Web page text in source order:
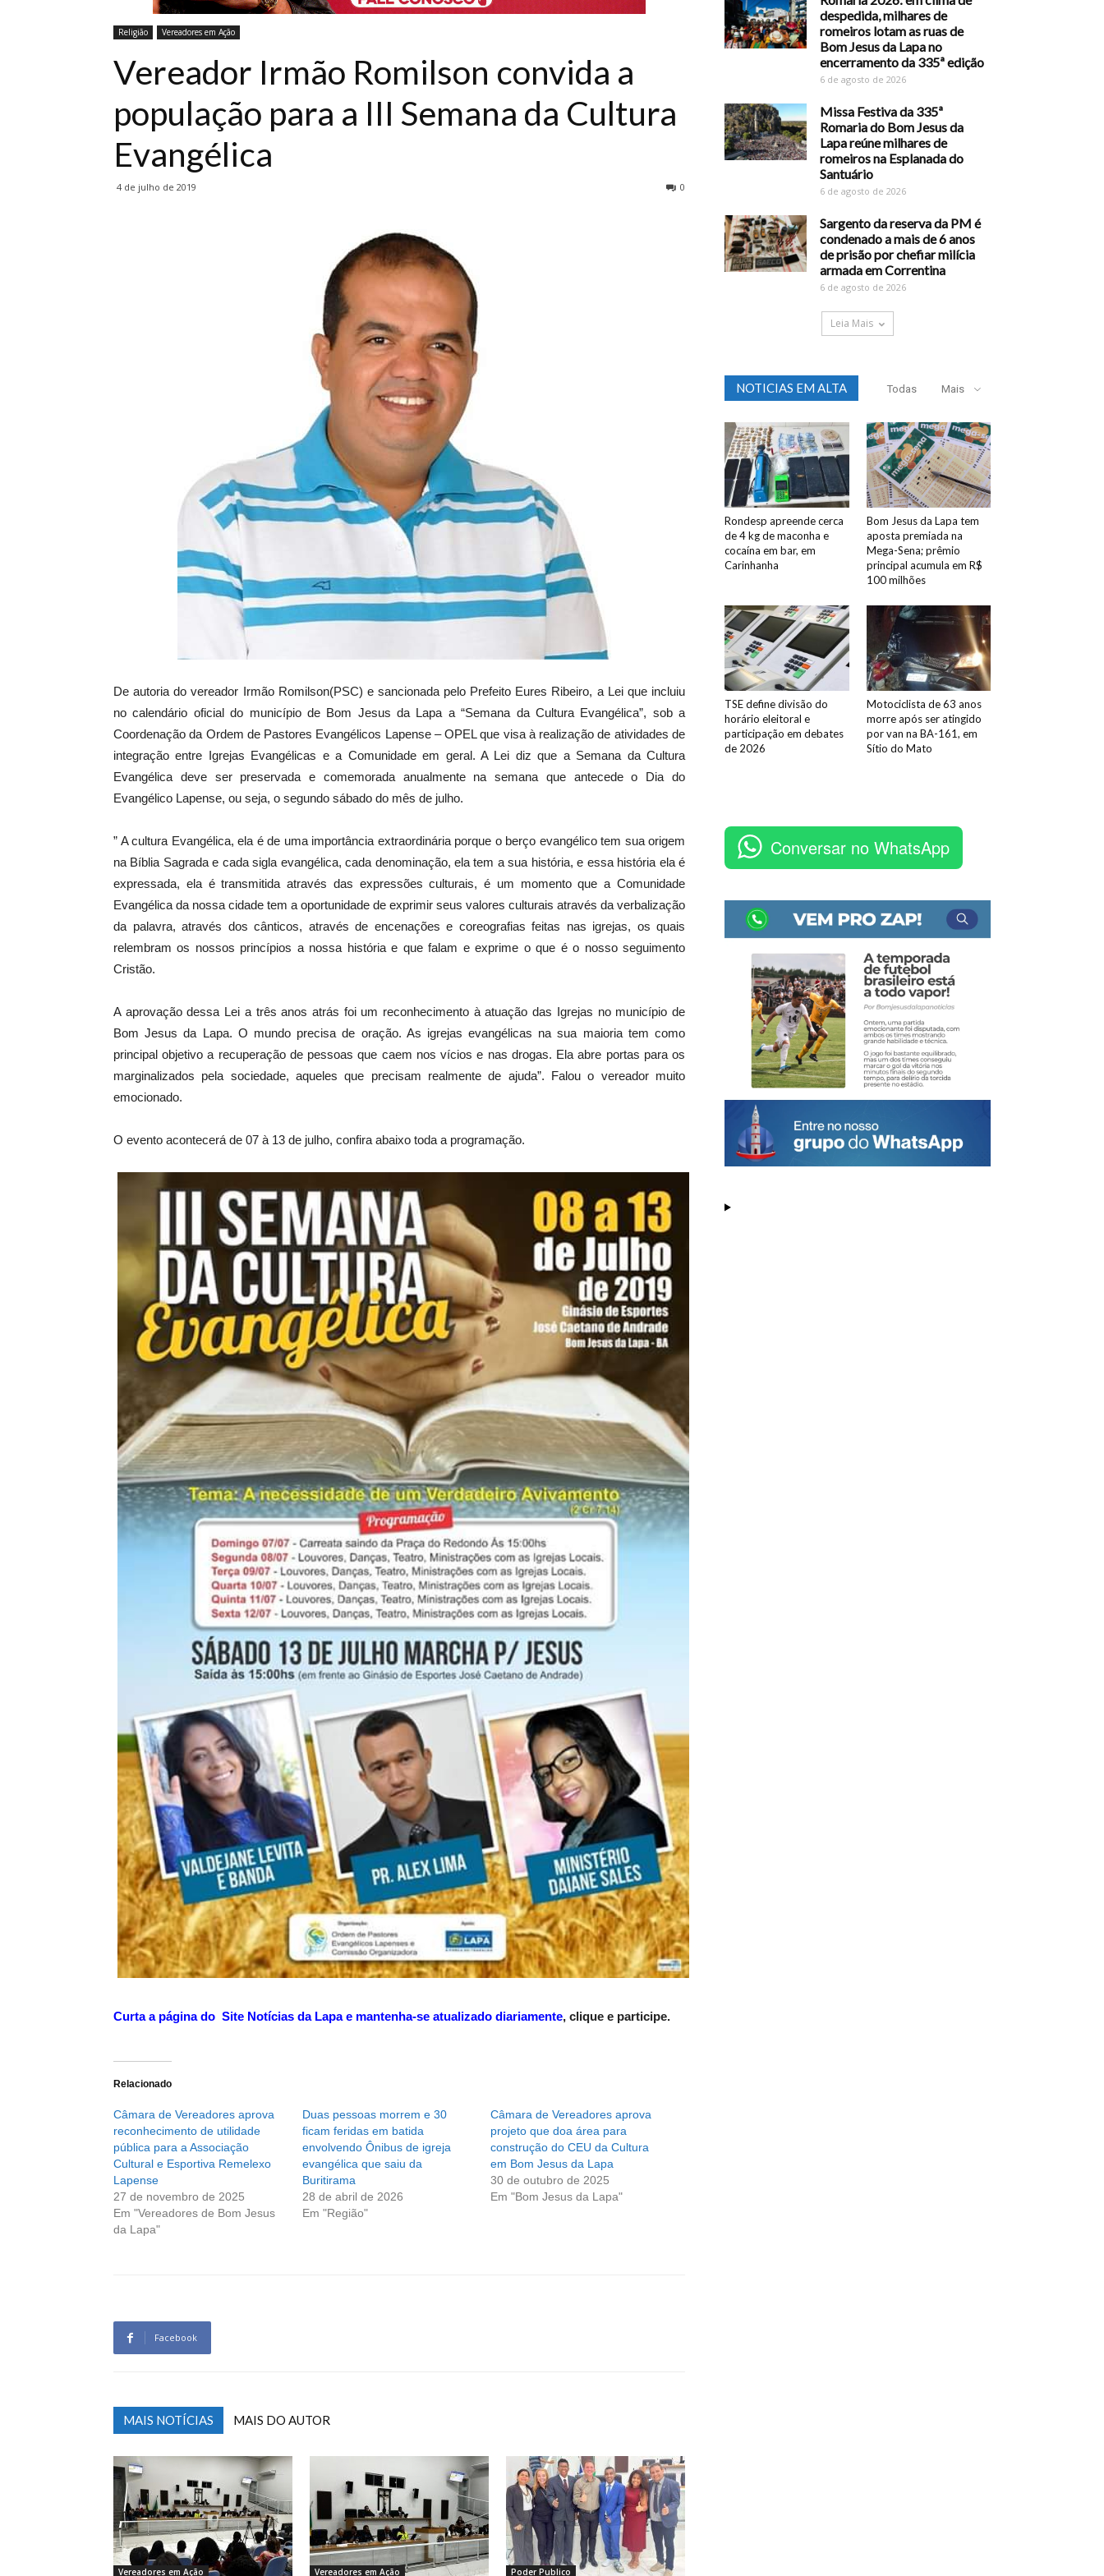
Religião Vereadores em Ação
Vereador Irmão Romilson convida a
população para a III Semana da Cultura
Evangélica
4 de julho de 2019 0
De autoria do vereador Irmão Romilson(PSC) e sancionada pelo Prefeito Eures Ribeiro, a Lei que incluiu
no calendário oficial do município de Bom Jesus da Lapa a “Semana da Cultura Evangélica”, sob a
Coordenação da Ordem de Pastores Evangélicos Lapense – OPEL que visa à realização de atividades de
integração entre Igrejas Evangélicas e a Comunidade em geral. A Lei diz que a Semana da Cultura
Evangélica deve ser preservada e comemorada anualmente na semana que antecede o Dia do
Evangélico Lapense, ou seja, o segundo sábado do mês de julho.
” A cultura Evangélica, ela é de uma importância extraordinária porque o berço evangélico tem sua origem
na Bíblia Sagrada e cada sigla evangélica, cada denominação, ela tem a sua história, e essa história ela é
expressada, ela é transmitida através das expressões culturais, é um momento que a Comunidade
Evangélica da nossa cidade tem a oportunidade de exprimir seus valores culturais através da verbalização
da palavra, através dos cânticos, através de encenações e coreografias feitas nas igrejas, os quais
relembram os nossos princípios a nossa história e que falam e exprime o que é o nosso seguimento
Cristão.
A aprovação dessa Lei a três anos atrás foi um reconhecimento à atuação das Igrejas no município de
Bom Jesus da Lapa. O mundo precisa de oração. As igrejas evangélicas na sua maioria tem como
principal objetivo a recuperação de pessoas que caem nos vícios e nas drogas. Ela abre portas para os
marginalizados pela sociedade, aqueles que precisam realmente de ajuda”. Falou o vereador muito
emocionado.
O evento acontecerá de 07 à 13 de julho, confira abaixo toda a programação.
Curta a página do Site Notícias da Lapa e mantenha-se atualizado diariamente, clique e participe.
Relacionado
Câmara de Vereadores aprova
reconhecimento de utilidade
pública para a Associação
Cultural e Esportiva Remelexo
Lapense
27 de novembro de 2025
Em "Vereadores de Bom Jesus
da Lapa"
Duas pessoas morrem e 30
ficam feridas em batida
envolvendo Ônibus de igreja
evangélica que saiu da
Buritirama
28 de abril de 2026
Em "Região"
Câmara de Vereadores aprova
projeto que doa área para
construção do CEU da Cultura
em Bom Jesus da Lapa
30 de outubro de 2025
Em "Bom Jesus da Lapa"
Facebook
MAIS NOTÍCIAS MAIS DO AUTOR
Vereadores em Ação Vereadores em Ação Poder Publico
despedida, milhares de
romeiros lotam as ruas de
Bom Jesus da Lapa no
encerramento da 335ª edição
6 de agosto de 2026
Missa Festiva da 335ª
Romaria do Bom Jesus da
Lapa reúne milhares de
romeiros na Esplanada do
Santuário
6 de agosto de 2026
Sargento da reserva da PM é
condenado a mais de 6 anos
de prisão por chefiar milícia
armada em Correntina
6 de agosto de 2026
Leia Mais
NOTICIAS EM ALTA Todas Mais
Rondesp apreende cerca
de 4 kg de maconha e
cocaína em bar, em
Carinhanha
Bom Jesus da Lapa tem
aposta premiada na
Mega-Sena; prêmio
principal acumula em R$
100 milhões
TSE define divisão do
horário eleitoral e
participação em debates
de 2026
Motociclista de 63 anos
morre após ser atingido
por van na BA-161, em
Sítio do Mato
Conversar no WhatsApp